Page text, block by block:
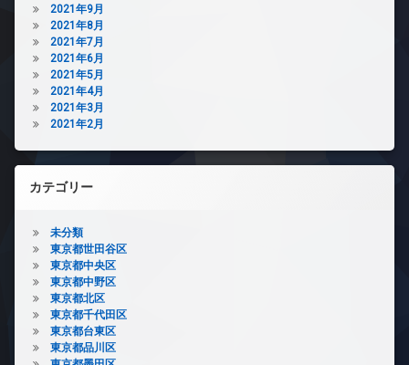
2021年9月
2021年8月
2021年7月
2021年6月
2021年5月
2021年4月
2021年3月
2021年2月
カテゴリー
未分類
東京都世田谷区
東京都中央区
東京都中野区
東京都北区
東京都千代田区
東京都台東区
東京都品川区